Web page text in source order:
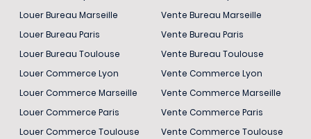
Louer Bureau Marseille
Louer Bureau Paris
Louer Bureau Toulouse
Louer Commerce Lyon
Louer Commerce Marseille
Louer Commerce Paris
Louer Commerce Toulouse
Vente Bureau Marseille
Vente Bureau Paris
Vente Bureau Toulouse
Vente Commerce Lyon
Vente Commerce Marseille
Vente Commerce Paris
Vente Commerce Toulouse